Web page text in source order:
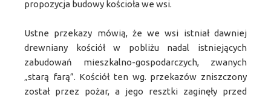
propozycja budowy kościoła we wsi.
Ustne przekazy mówią, że we wsi istniał dawniej
drewniany kościół w pobliżu nadal istniejących
zabudowań mieszkalno-gospodarczych, zwanych
„starą farą”. Kościół ten wg. przekazów zniszczony
został przez pożar, a jego resztki zaginęły przed